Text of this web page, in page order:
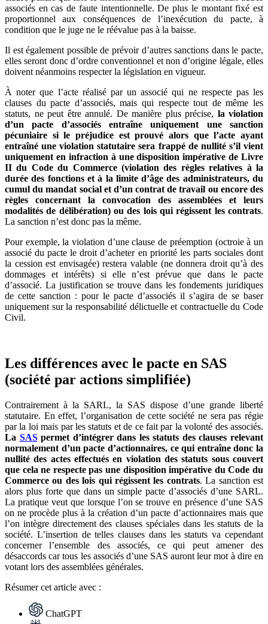
associés en cas de faute intentionnelle. De plus le montant fixé est
proportionnel aux conséquences de l’inexécution du pacte, à
condition que le juge ne le réévalue pas à la baisse.
Il est également possible de prévoir d’autres sanctions dans le pacte,
elles seront donc d’ordre conventionnel et non d’origine légale, elles
doivent néanmoins respecter la législation en vigueur.
À noter que l’acte réalisé par un associé qui ne respecte pas les
clauses du pacte d’associés, mais qui respecte tout de même les
statuts, ne peut être annulé. De manière plus précise, la violation
d’un pacte d’associés entraîne uniquement une sanction
pécuniaire si le préjudice est prouvé alors que l’acte ayant
entraîné une violation statutaire sera frappé de nullité s’il vient
uniquement en infraction à une disposition impérative de Livre
II du Code du Commerce (violation des règles relatives à la
durée des fonctions et à la limite d’âge des administrateurs, du
cumul du mandat social et d’un contrat de travail ou encore des
règles concernant la convocation des assemblées et leurs
modalités de délibération) ou des lois qui régissent les contrats.
La sanction n’est donc pas la même.
Pour exemple, la violation d’une clause de préemption (octroie à un
associé du pacte le droit d’acheter en priorité les parts sociales dont
la cession est envisagée) restera valable (ne donnera droit qu’à des
dommages et intérêts) si elle n’est prévue que dans le pacte
d’associé. La justification se trouve dans les fondements juridiques
de cette sanction : pour le pacte d’associés il s’agira de se baser
uniquement sur la responsabilité délictuelle et contractuelle du Code
Civil.
Les différences avec le pacte en SAS
(société par actions simplifiée)
Contrairement à la SARL, la SAS dispose d’une grande liberté
statutaire. En effet, l’organisation de cette société ne sera pas régie
par la loi mais par les statuts et de ce fait par la volonté des associés.
La SASpermet d’intégrer dans les statuts des clauses relevant
normalement d’un pacte d’actionnaires, ce qui entraîne donc la
nullité des actes effectués en violation des statuts sous couvert
que cela ne respecte pas une disposition impérative du Code du
Commerce ou des lois qui régissent les contrats. La sanction est
alors plus forte que dans un simple pacte d’associés d’une SARL.
La pratique veut que lorsque l’on se trouve en présence d’une SAS
on ne procède plus à la création d’un pacte d’actionnaires mais que
l’on intègre directement des clauses spéciales dans les statuts de la
société. L’insertion de telles clauses dans les statuts va cependant
concerner l’ensemble des associés, ce qui peut amener des
désaccords car tous les associés d’une SAS auront leur mot à dire en
votant lors des assemblées générales.
Résumercet article avec :
ChatGPT